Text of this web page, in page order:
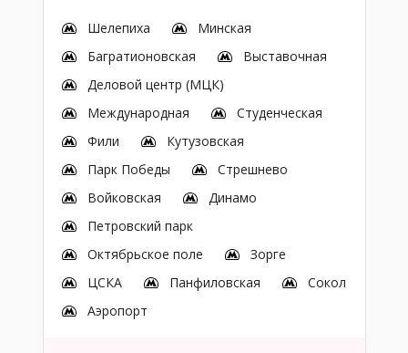
Шелепиха
Минская
Багратионовская
Выставочная
Деловой центр (МЦК)
Международная
Студенческая
Фили
Кутузовская
Парк Победы
Стрешнево
Войковская
Динамо
Петровский парк
Октябрьское поле
Зорге
ЦСКА
Панфиловская
Сокол
Аэропорт